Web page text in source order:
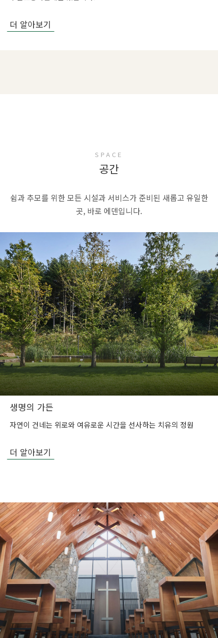
더 알아보기
SPACE
공간
쉼과 추모를 위한 모든 시설과 서비스가 준비된 새롭고 유일한
곳, 바로 에덴입니다.
생명의 가든
자연이 건네는 위로와 여유로운 시간을 선사하는 치유의 정원
더 알아보기